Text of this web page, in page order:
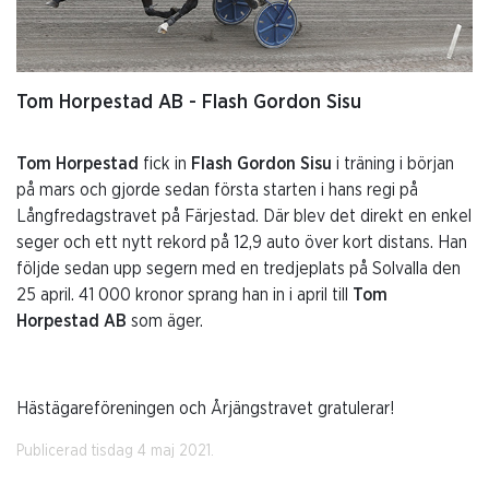
Tom Horpestad AB - Flash Gordon Sisu
Tom Horpestad fick in Flash Gordon Sisu i träning i början
på mars och gjorde sedan första starten i hans regi på
Långfredagstravet på Färjestad. Där blev det direkt en enkel
seger och ett nytt rekord på 12,9 auto över kort distans. Han
följde sedan upp segern med en tredjeplats på Solvalla den
25 april. 41 000 kronor sprang han in i april till Tom
Horpestad AB som äger.
Hästägareföreningen och Årjängstravet gratulerar!
Publicerad tisdag 4 maj 2021.